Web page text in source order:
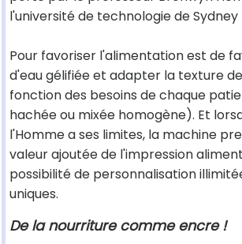
l'université de technologie de Sydney
Pour favoriser l'alimentation est de
d'eau gélifiée et adapter la texture
fonction des besoins de chaque
hachée ou mixée homogène). Et
l'Homme a ses limites, la machine
valeur ajoutée de l'impression
possibilité de personnalisation
uniques.
De la nourriture comme encre !